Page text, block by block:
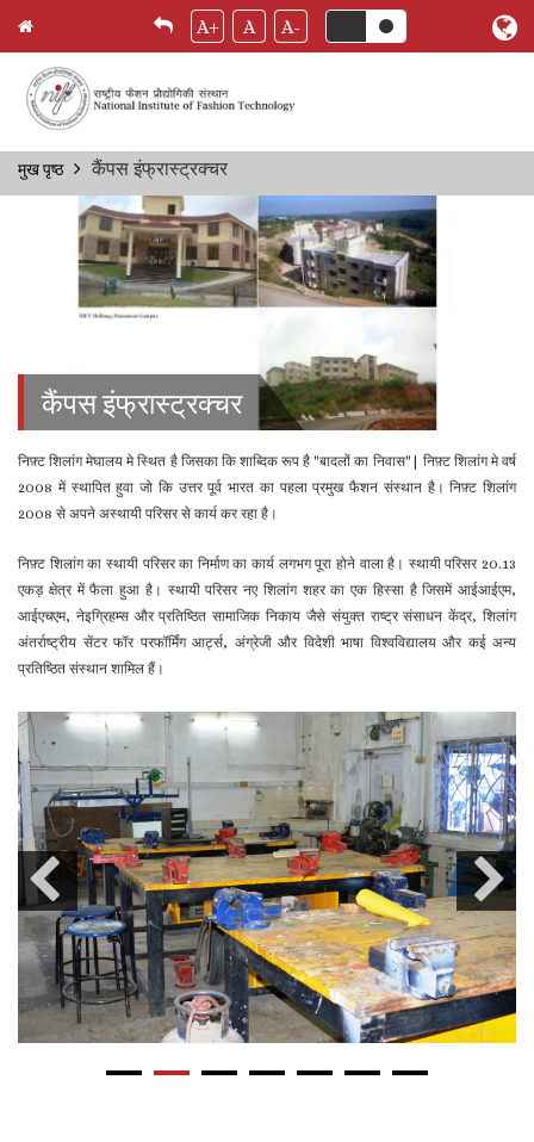
Skip
A+ A A-
Breadcrumb
मुख पृष्ठ कैंपस इंफ्रास्ट्रक्चर
कैंपस इंफ्रास्ट्रक्चर
निफ़्ट शिलांग मेघालय मे स्थित है जिसका कि शाब्दिक रूप है "बादलों का निवास"| निफ़्ट शिलांग मे वर्ष
2008 में स्थापित हुवा जो कि उत्तर पूर्व भारत का पहला प्रमुख फैशन संस्थान है। निफ़्ट शिलांग
2008 से अपने अस्थायी परिसर से कार्य कर रहा है।
निफ़्ट शिलांग का स्थायी परिसर का निर्माण का कार्य लगभग पूरा होने वाला है। स्थायी परिसर 20.13
एकड़ क्षेत्र में फैला हुआ है। स्थायी परिसर नए शिलांग शहर का एक हिस्सा है जिसमें आईआईएम,
आईएचएम, नेइग्रिहम्स और प्रतिष्ठित सामाजिक निकाय जैसे संयुक्त राष्ट्र संसाधन केंद्र, शिलांग
अंतर्राष्ट्रीय सेंटर फॉर परफॉर्मिंग आर्ट्स, अंग्रेजी और विदेशी भाषा विश्वविद्यालय और कई अन्य
प्रतिष्ठित संस्थान शामिल हैं।